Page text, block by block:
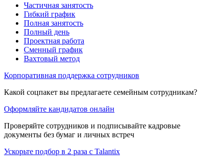
Частичная занятость
Гибкий график
Полная занятость
Полный день
Проектная работа
Сменный график
Вахтовый метод
Корпоративная поддержка сотрудников
Какой соцпакет вы предлагаете семейным сотрудникам?
Оформляйте кандидатов онлайн
Проверяйте сотрудников и подписывайте кадровые
документы без бумаг и личных встреч
Ускорьте подбор в 2 раза с Talantix